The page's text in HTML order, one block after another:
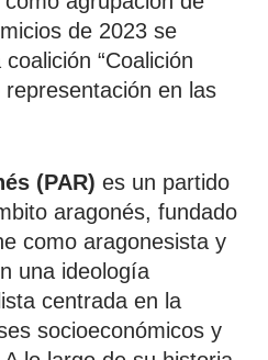
de 2023 se
“Coalición
representación en las
(PAR) es un partido
aragonés, fundado
como aragonesista y
una ideología
centrada en la
socioeconómicos y